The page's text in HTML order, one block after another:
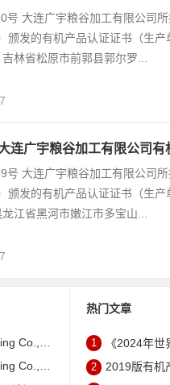
号 大连广宇粮谷加工有限公司
颁发的有机产品认证证书（生
林省松原市前郭县郭尔罗...
连广宇粮谷加工有限公司
号 大连广宇粮谷加工有限公司
颁发的有机产品认证证书（生
江省黑河市嫩江市多宝山...
证证书的公告
认证证书的公告
热门文章
1 《2024年世界有机
2 2019版有机